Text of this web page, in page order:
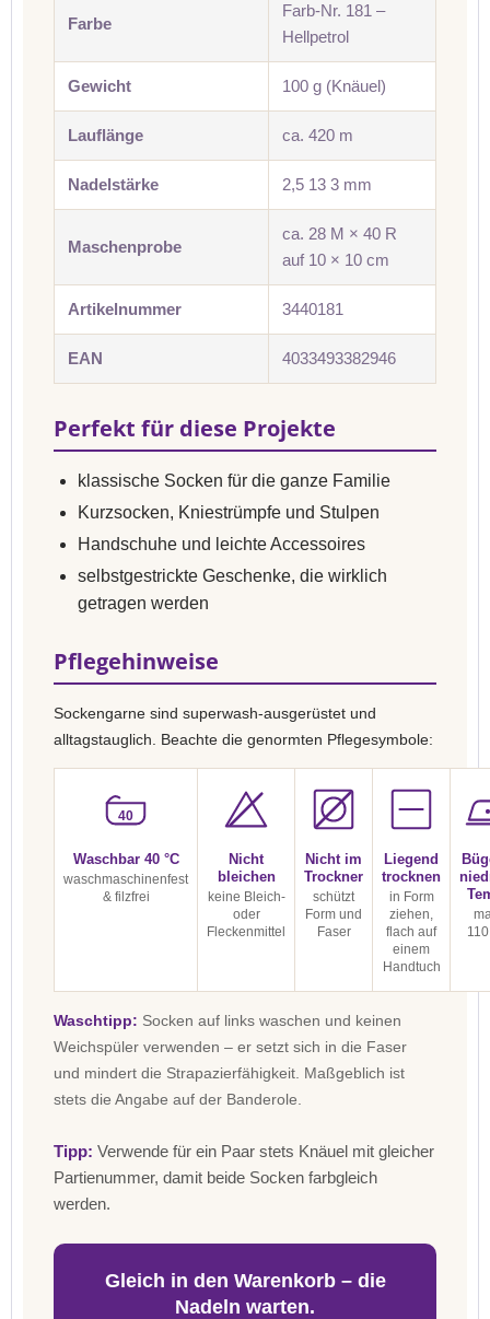
Farbe
Farb-Nr. 181 –
Hellpetrol
Gewicht 100 g (Knäuel)
Lauflänge ca. 420 m
Nadelstärke 2,5 13 3 mm
Maschenprobe
ca. 28 M × 40 R
auf 10 × 10 cm
Artikelnummer 3440181
EAN 4033493382946
Perfekt für diese Projekte
klassische Socken für die ganze Familie
Kurzsocken, Kniestrümpfe und Stulpen
Handschuhe und leichte Accessoires
selbstgestrickte Geschenke, die wirklich
getragen werden
Pflegehinweise
Sockengarne sind superwash-ausgerüstet und
alltagstauglich. Beachte die genormten Pflegesymbole:
40
Waschbar 40 °C
waschmaschinenfest
& filzfrei
Nicht
bleichen
keine Bleich-
oder
Fleckenmittel
Nicht im
Trockner
schützt
Form und
Faser
Liegend
trocknen
in Form
ziehen,
flach auf
einem
Handtuch
Waschtipp: Socken auf links waschen und keinen
Weichspüler verwenden – er setzt sich in die Faser
und mindert die Strapazierfähigkeit. Maßgeblich ist
stets die Angabe auf der Banderole.
Tipp: Verwende für ein Paar stets Knäuel mit gleicher
Partienummer, damit beide Socken farbgleich
werden.
Gleich in den Warenkorb – die
Nadeln warten.